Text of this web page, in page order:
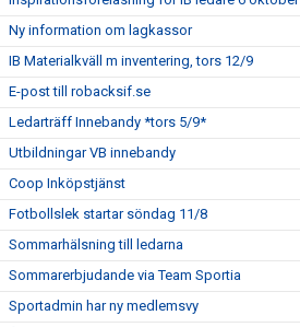
Ny information om lagkassor
IB Materialkväll m inventering, tors 12/9
E-post till robacksif.se
Ledarträff Innebandy *tors 5/9*
Utbildningar VB innebandy
Coop Inköpstjänst
Fotbollslek startar söndag 11/8
Sommarhälsning till ledarna
Sommarerbjudande via Team Sportia
Sportadmin har ny medlemsvy